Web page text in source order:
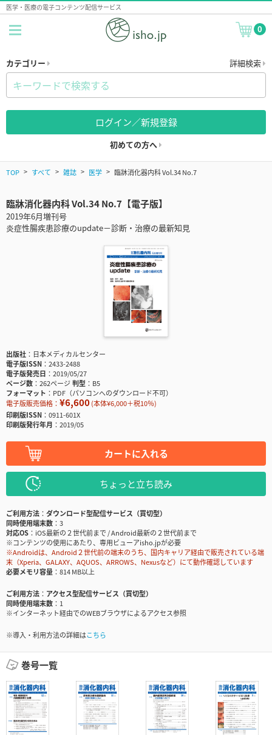
医学・医療の電子コンテンツ配信サービス
0
カテゴリー 詳細検索
ログイン／新規登録
初めての方へ
TOP すべて 雑誌 医学 臨牀消化器内科 Vol.34 No.7
臨牀消化器内科 Vol.34 No.7【電子版】
2019年6月増刊号
炎症性腸疾患診療のupdate－診断・治療の最新知見
出版社
日本メディカルセンター
電子版ISSN
2433-2488
電子版発売日
2019/05/27
ページ数
262ページ判型
B5
フォーマット
PDF（パソコンへのダウンロード不可）
電子版販売価格： ¥6,600(本体¥6,000＋税10％)
印刷版ISSN
0911-601X
印刷版発行年月
2019/05
カートに入れる
ちょっと立ち読み
ご利用方法
ダウンロード型配信サービス（買切型）
同時使用端末数
3
対応OS
iOS最新の２世代前まで / Android最新の２世代前まで
※コンテンツの使用にあたり、専用ビューアisho.jpが必要
※Androidは、Android２世代前の端末のうち、国内キャリア経由で販売されている端
末（Xperia、GALAXY、AQUOS、ARROWS、Nexusなど）にて動作確認しています
必要メモリ容量
814 MB以上
ご利用方法
アクセス型配信サービス（買切型）
同時使用端末数
1
※インターネット経由でのWEBブラウザによるアクセス参照
※導入・利用方法の詳細はこちら
巻号一覧